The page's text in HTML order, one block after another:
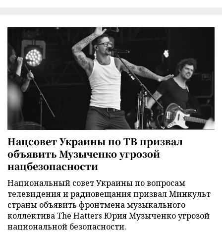
Нацсовет Украины по ТВ призвал
объявить Музыченко угрозой
нацбезопасности
Национальный совет Украины по вопросам
телевидения и радиовещания призвал Минкульт
страны объявить фронтмена музыкального
коллектива The Hatters Юрия Музыченко угрозой
национальной безопасности.